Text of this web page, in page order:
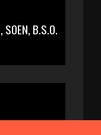
SOEN, B.S.O.